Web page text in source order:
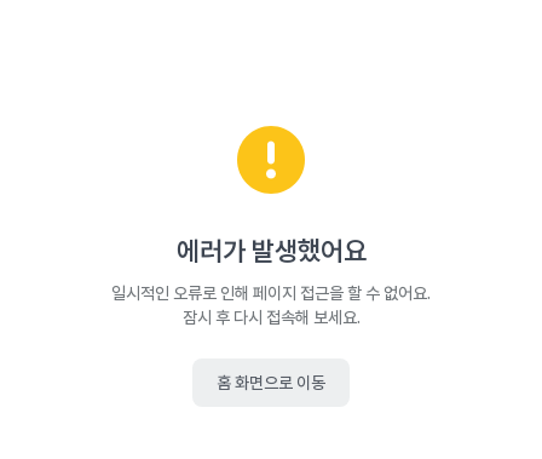
에러가 발생했어요
일시적인 오류로 인해 페이지 접근을 할 수 없어요.
잠시 후 다시 접속해 보세요.
홈 화면으로 이동